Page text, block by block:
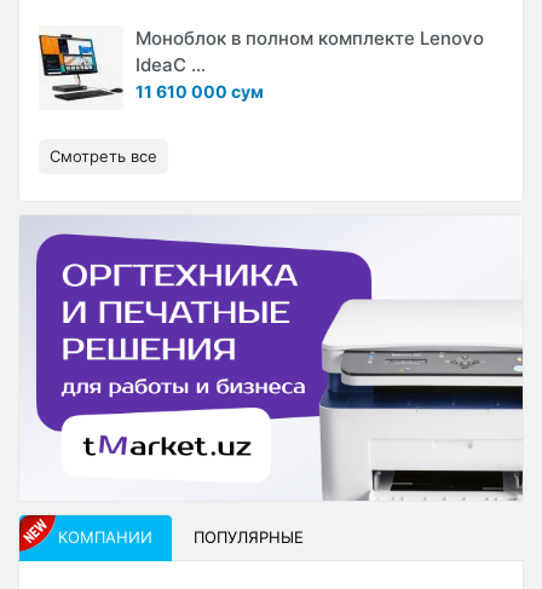
Моноблок в полном комплекте Lenovo
IdeaC ...
11 610 000 сум
Смотреть все
КОМПАНИИ ПОПУЛЯРНЫЕ